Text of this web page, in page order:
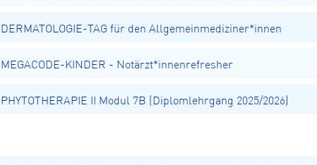
DERMATOLOGIE-TAG für den Allgemeinmediziner*innen
MEGACODE-KINDER - Notärzt*innenrefresher
PHYTOTHERAPIE II Modul 7B (Diplomlehrgang 2025/2026)